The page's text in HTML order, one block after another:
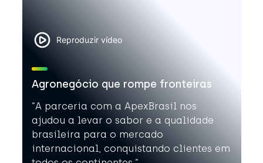
Reproduzir vídeo
Agronegócio que rompe fronteiras
”A parceria com a ApexBrasil nos
ajudou a levar o sabor e a qualidade
brasileira para o mercado
internacional, conquistando clientes em